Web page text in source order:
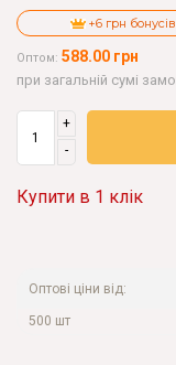
+6 грн бонусів
Оптом: 588.00 грн
при загальній сумі
+
-
Купити в 1 клік
Оптові ціни від:
500 шт